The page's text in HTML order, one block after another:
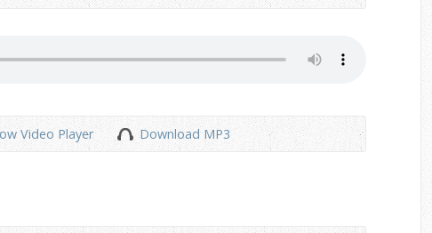
Video Player Download MP3